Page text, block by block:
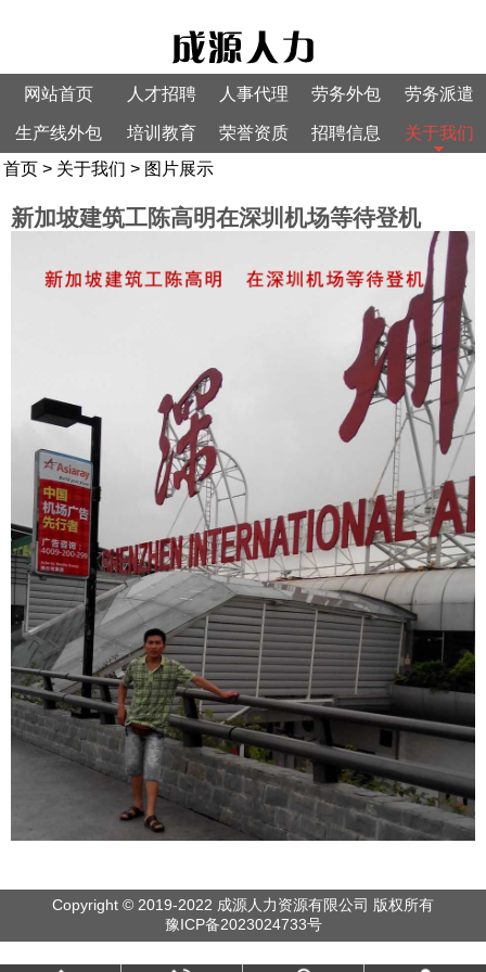
网站首页 人才招聘 人事代理 劳务外包 劳务派遣
生产线外包 培训教育 荣誉资质 招聘信息
关于我们
首页 > 关于我们 > 图片展示
新加坡建筑工陈高明在深圳机场等待登机
Copyright © 2019-2022 成源人力资源有限公司 版权所有
豫ICP备2023024733号